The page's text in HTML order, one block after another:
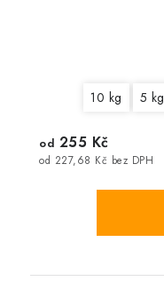
10 kg 5 kg
od 227,68 Kč bez DPH
od 255 Kč